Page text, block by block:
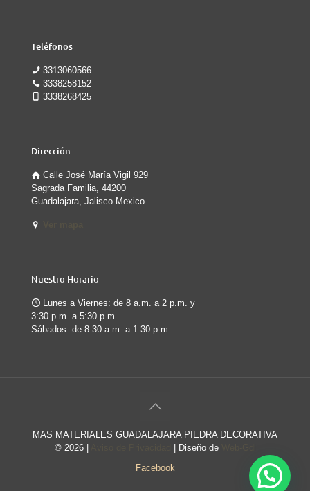
Teléfonos
3313060566
3338258152
3338268425
Dirección
Calle José María Vigil 929
Sagrada Familia, 44200
Guadalajara, Jalisco Mexico.
Nuestro Horario
Lunes a Viernes: de 8 a.m. a 2 p.m. y
3:30 p.m. a 5:30 p.m.
Sábados: de 8:30 a.m. a 1:30 p.m.
MAS MATERIALES GUADALAJARA PIEDRA DECORATIVA
© 2026 | | Diseño de
Facebook